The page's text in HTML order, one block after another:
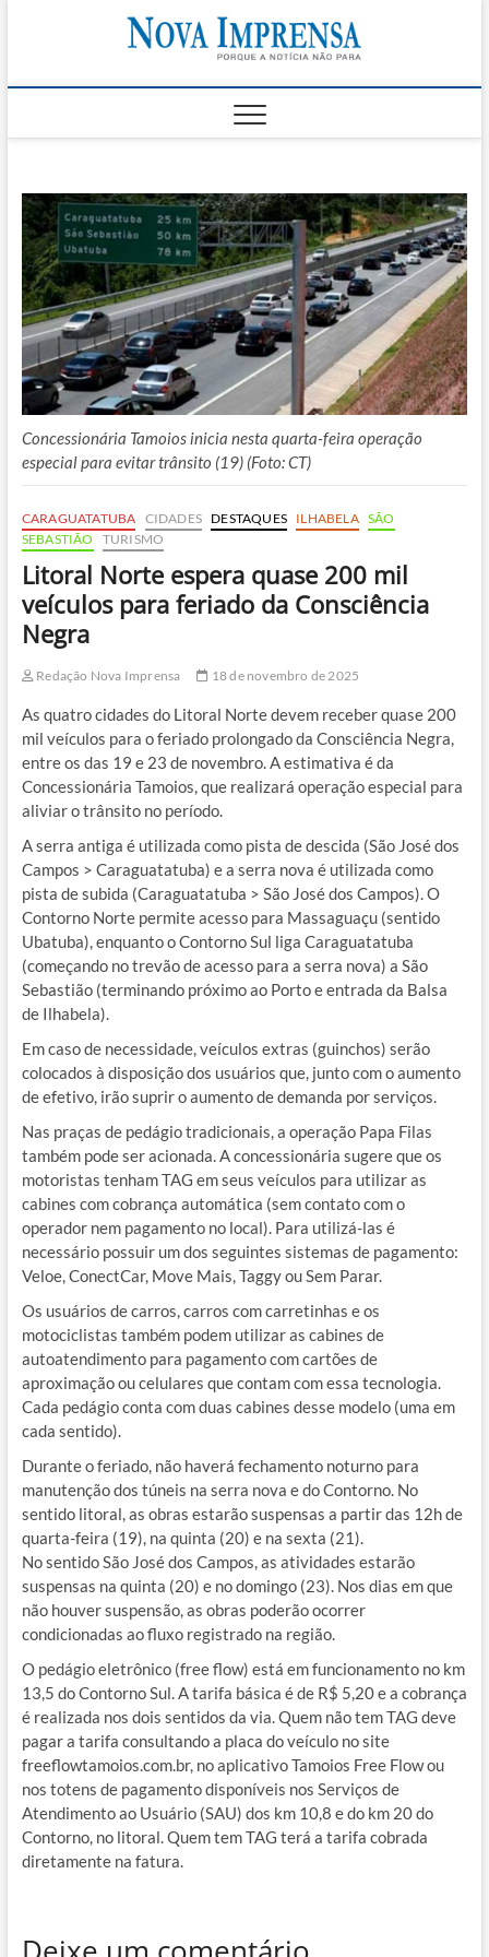
SÃO SEBASTIÃO,
Concessionária Tamoios inicia nesta quarta-feira operação
especial para evitar trânsito (19) (Foto: CT)
CARAGUATATUBA CIDADES DESTAQUES ILHABELA SÃO
SEBASTIÃO
TURISMO
Litoral Norte espera quase 200 mil
veículos para feriado da Consciência
Negra
Redação Nova Imprensa 18 de novembro de 2025
As quatro cidades do Litoral Norte devem receber quase 200
mil veículos para o feriado prolongado da Consciência Negra,
entre os das 19 e 23 de novembro. A estimativa é da
Concessionária Tamoios, que realizará operação especial para
aliviar o trânsito no período.
A serra antiga é utilizada como pista de descida (São José dos
Campos > Caraguatatuba) e a serra nova é utilizada como
pista de subida (Caraguatatuba > São José dos Campos). O
Contorno Norte permite acesso para Massaguaçu (sentido
Ubatuba), enquanto o Contorno Sul liga Caraguatatuba
(começando no trevão de acesso para a serra nova) a São
Sebastião (terminando próximo ao Porto e entrada da Balsa
de Ilhabela).
Em caso de necessidade, veículos extras (guinchos) serão
colocados à disposição dos usuários que, junto com o aumento
de efetivo, irão suprir o aumento de demanda por serviços.
Nas praças de pedágio tradicionais, a operação Papa Filas
também pode ser acionada. A concessionária sugere que os
motoristas tenham TAG em seus veículos para utilizar as
cabines com cobrança automática (sem contato com o
operador nem pagamento no local). Para utilizá-las é
necessário possuir um dos seguintes sistemas de pagamento:
Veloe, ConectCar, Move Mais, Taggy ou Sem Parar.
Os usuários de carros, carros com carretinhas e os
motociclistas também podem utilizar as cabines de
autoatendimento para pagamento com cartões de
aproximação ou celulares que contam com essa tecnologia.
Cada pedágio conta com duas cabines desse modelo (uma em
cada sentido).
Durante o feriado, não haverá fechamento noturno para
manutenção dos túneis na serra nova e do Contorno. No
sentido litoral, as obras estarão suspensas a partir das 12h de
quarta-feira (19), na quinta (20) e na sexta (21).
No sentido São José dos Campos, as atividades estarão
suspensas na quinta (20) e no domingo (23). Nos dias em que
não houver suspensão, as obras poderão ocorrer
condicionadas ao fluxo registrado na região.
O pedágio eletrônico (free flow) está em funcionamento no km
13,5 do Contorno Sul. A tarifa básica é de R$ 5,20 e a cobrança
é realizada nos dois sentidos da via. Quem não tem TAG deve
pagar a tarifa consultando a placa do veículo no site
freeflowtamoios.com.br, no aplicativo Tamoios Free Flow ou
nos totens de pagamento disponíveis nos Serviços de
Atendimento ao Usuário (SAU) dos km 10,8 e do km 20 do
Contorno, no litoral. Quem tem TAG terá a tarifa cobrada
diretamente na fatura.